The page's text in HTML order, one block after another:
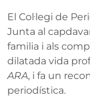
El Col·legi de
Junta al
familia i als
dilatada vida
ARA, i fa un
periodística.